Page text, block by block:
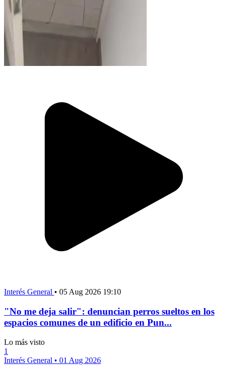
Interés General • 05 Aug 2026 19:10
"No me deja salir": denuncian perros sueltos en los
espacios comunes de un edificio en Pun...
Lo más visto
1
Interés General • 01 Aug 2026